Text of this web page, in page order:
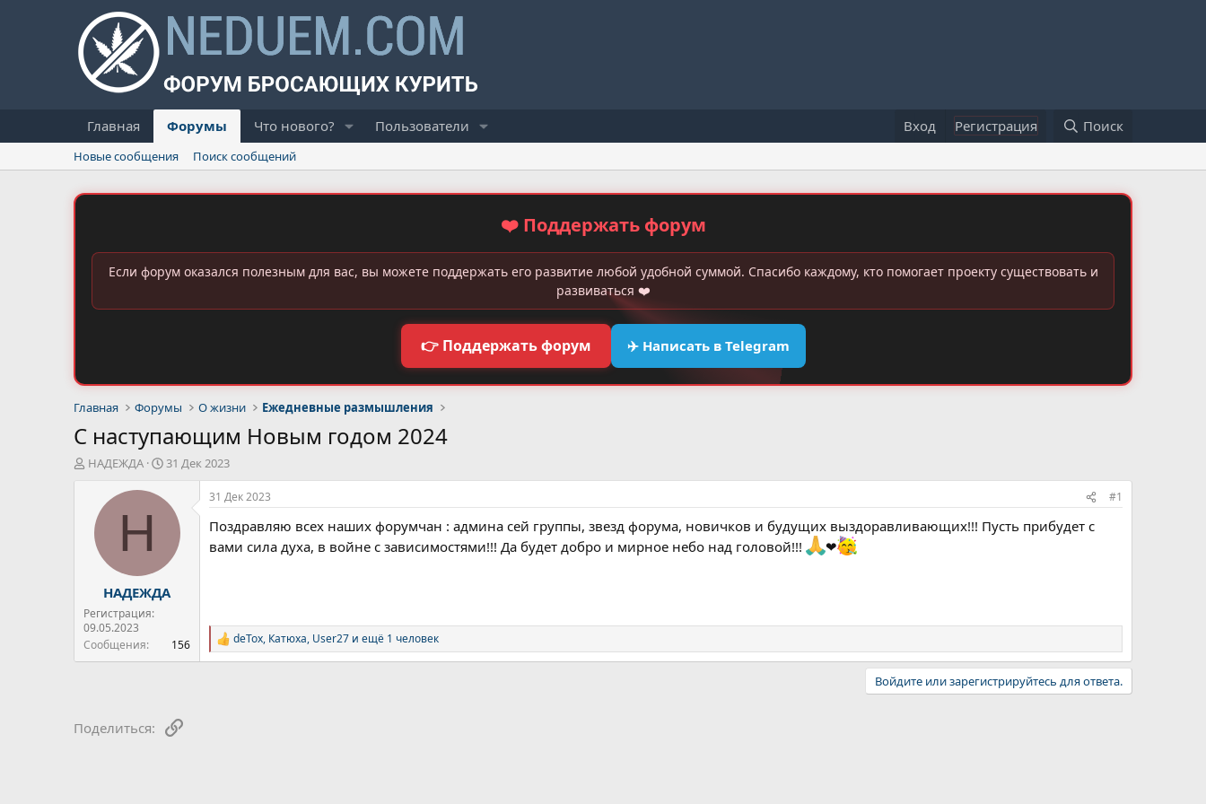
Главная Форумы Что нового? Пользователи Вход Регистрация Поиск
Новые сообщения Поиск сообщений
❤️ Поддержать форум
Если форум оказался полезным для вас, вы можете поддержать его развитие любой удобной суммой. Спасибо каждому, кто помогает проекту существовать и
развиваться ❤️
👉 Поддержать форум ✈️ Написать в Telegram
Главная Форумы О жизни Ежедневные размышления
С наступающим Новым годом 2024
А
НАДЕЖДА
Д
а
ч
л
31 Дек 2023
Н
НАДЕЖДА
Регистрация:
09.05.2023
Сообщения
156
31 Дек 2023 #1
Поздравляю всех наших форумчан : админа сей группы, звезд форума, новичков и будущих выздоравливающих!!! Пусть прибудет с
вами сила духа, в войне с зависимостями!!! Да будет добро и мирное небо над головой!!!
❤
Р
е
deTox, Катюха, User27 и ещё 1 человек
Войдите или зарегистрируйтесь для ответа.
Поделиться: Ссылка